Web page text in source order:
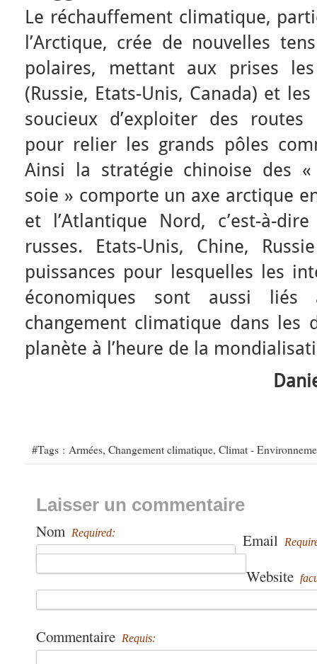
Le réchauffement climatique,
l’Arctique, crée de nouvelles
polaires, mettant aux prises
(Russie, Etats-Unis, Canada) et
soucieux d’exploiter des
pour relier les grands pôles
Ainsi la stratégie chinoise des
soie » comporte un axe arctique
et l’Atlantique Nord, c’est-à-
russes. Etats-Unis, Chine,
puissances pour lesquelles les
économiques sont aussi liés
changement climatique dans les
planète à l’heure de la
#Tags : Armées, Changement climatique, Climat -
Laisser un commentaire
Nom Required: Email
Website
Commentaire Requis: